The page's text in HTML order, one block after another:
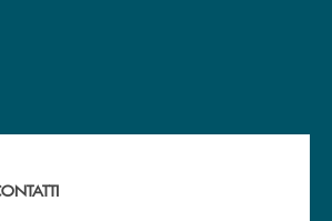
di assistenza immediata ? Contattaci !